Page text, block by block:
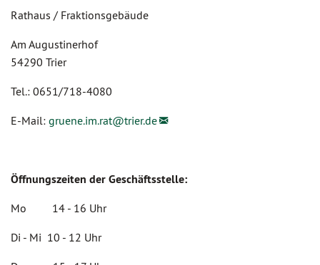
Rathaus / Fraktionsgebäude
Am Augustinerhof
54290 Trier
Tel.: 0651/718-4080
E-Mail: gruene.im.rat@trier.de
Öffnungszeiten der Geschäftsstelle:
Mo 14 - 16 Uhr
Di - Mi 10 - 12 Uhr